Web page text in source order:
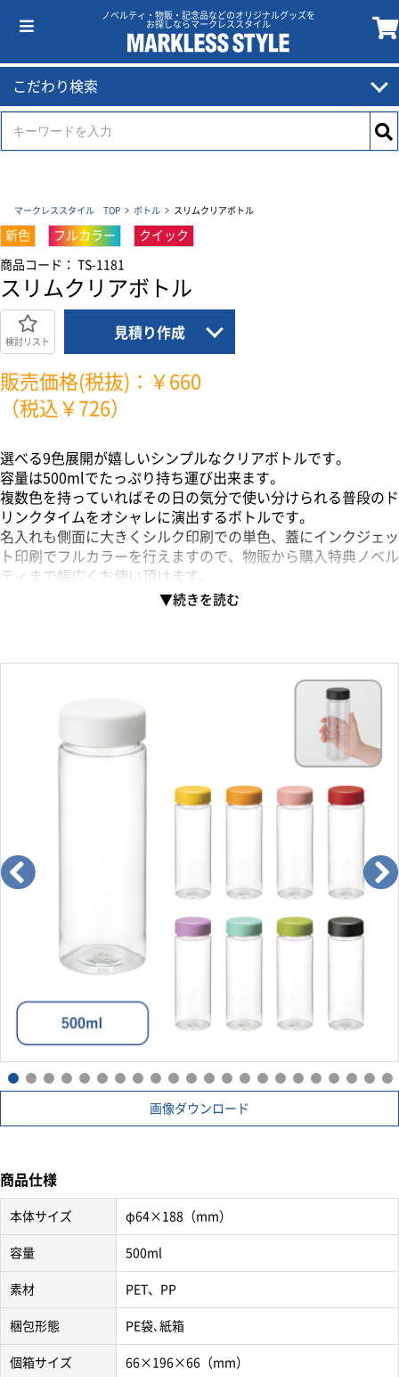
ノベルティ・物販・記念品などのオリジナルグッズを
お探しならマークレススタイル
こだわり検索
マークレススタイル TOP ボトル スリムクリアボトル
新色 フルカラー クイック
商品コード： TS-1181
スリムクリアボトル
検討リスト
見積り作成
販売価格(税抜)：￥660
（税込￥726）
選べる9色展開が嬉しいシンプルなクリアボトルです。
容量は500mlでたっぷり持ち運び出来ます。
複数色を持っていればその日の気分で使い分けられる普段のド
リンクタイムをオシャレに演出するボトルです。
名入れも側面に大きくシルク印刷での単色、蓋にインクジェッ
ト印刷でフルカラーを行えますので、物販から購入特典ノベル
ティまで幅広くお使い頂けます。
アイドルグループやアニメキャラクターなどの担当色に合わせ
画像ダウンロード
商品仕様
本体サイズ φ64×188（mm）
容量 500ml
素材 PET、PP
梱包形態 PE袋､紙箱
個箱サイズ 66×196×66（mm）